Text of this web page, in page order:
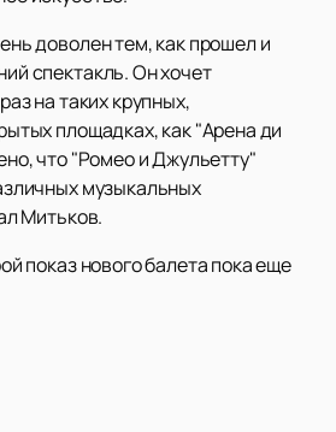
доволен тем, как прошел и
спектакль. Он хочет
на таких крупных,
площадках, как "Арена ди
что "Ромео и Джульетту"
музыкальных
Митьков.
показ нового балета пока еще